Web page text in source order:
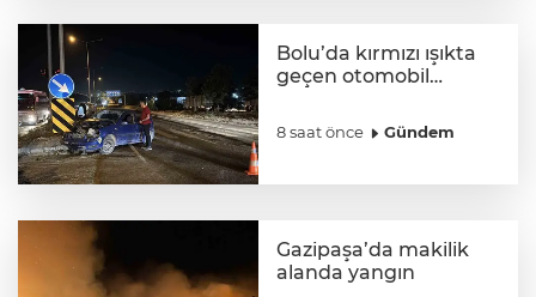
Bolu’da kırmızı ışıkta
geçen otomobil
8 saat önce Gündem
Gazipaşa’da makilik
alanda yangın